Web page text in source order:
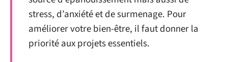
stress, d’anxiété et de surmenage. Pour
améliorer votre bien-être, il faut donner la
priorité aux projets essentiels.